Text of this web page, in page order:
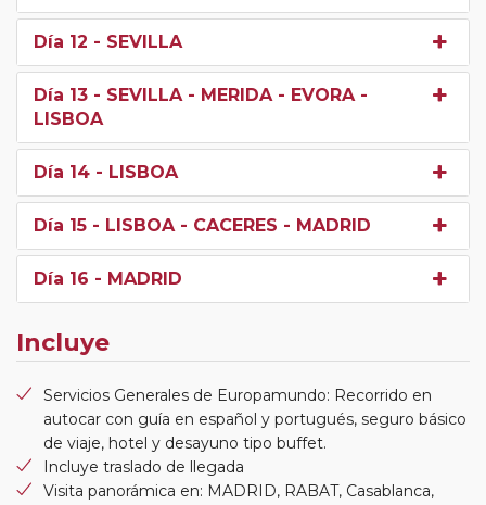
Día 12 - SEVILLA
Día 13 - SEVILLA - MERIDA - EVORA -
LISBOA
Día 14 - LISBOA
Día 15 - LISBOA - CACERES - MADRID
Día 16 - MADRID
Incluye
Servicios Generales de Europamundo: Recorrido en
autocar con guía en español y portugués, seguro básico
de viaje, hotel y desayuno tipo buffet.
Incluye traslado de llegada
Visita panorámica en: MADRID, RABAT, Casablanca,